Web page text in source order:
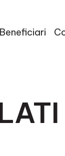
Beneficiari